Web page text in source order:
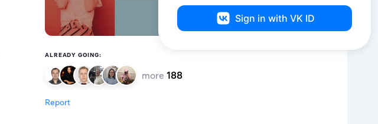
ALREADY GOING:
more 188
Report
Sign in with VK ID